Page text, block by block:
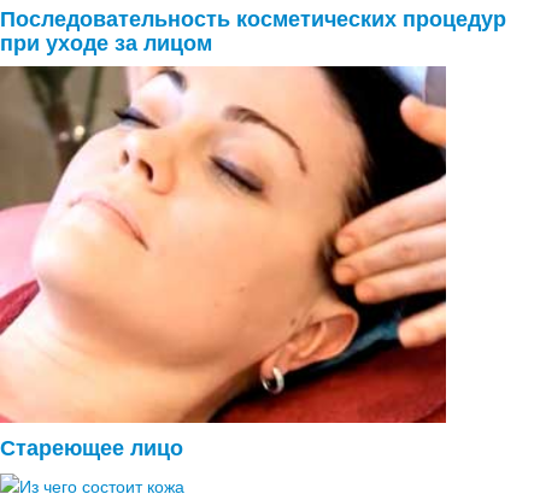
Последовательность косметических процедур
при уходе за лицом
Стареющее лицо